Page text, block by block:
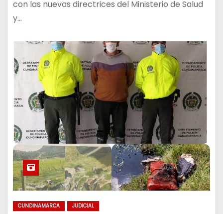
con las nuevas directrices del Ministerio de Salud
y…
CUNDINAMARCA JUDICIAL